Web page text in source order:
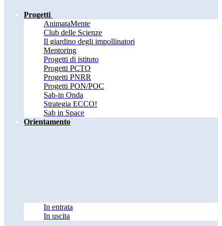
Progetti
AnimataMente
Club delle Scienze
Il giardino degli impollinatori
Mentoring
Progetti di istituto
Progetti PCTO
Progetti PNRR
Progetti PON/POC
Sab-in Onda
Strategia ECCO!
Sab in Space
Orientamento
In entrata
In uscita